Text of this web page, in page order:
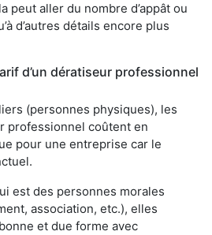
peut aller du nombre d’appât ou
d’autres détails encore plus
d’un dératiseur professionnel
(personnes physiques), les
professionnel coûtent en
pour une entreprise car le
est des personnes morales
association, etc.), elles
et due forme avec